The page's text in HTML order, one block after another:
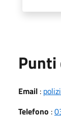
Email :
Telefono :